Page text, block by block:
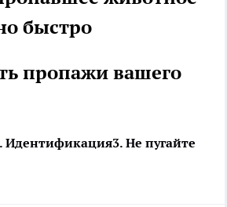
быстро
пропажи вашего
Идентификация3. Не пугайте